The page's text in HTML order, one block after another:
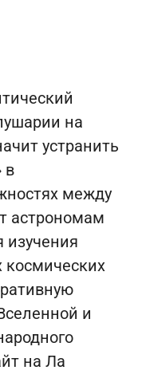
на
устранить
в
между
астрономам
и
на Ла